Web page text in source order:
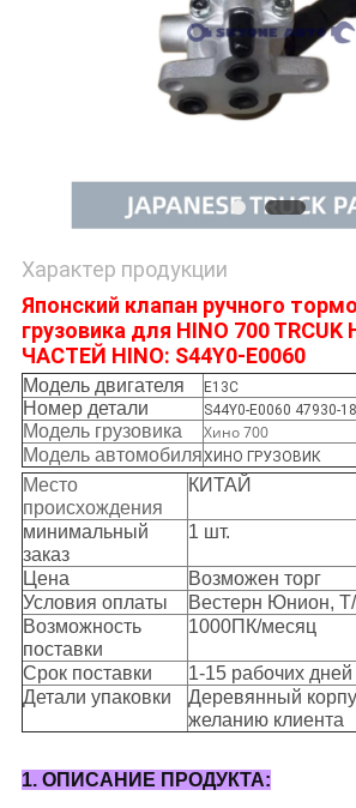
Характер продукции
Японский клапан ручного
грузовика для HINO 700
ЧАСТЕЙ HINO: S44Y0-E0060
Модель двигателя Е13С
Номер детали S44Y0-E0060 47930-
Модель грузовика
Хино 700
Модель автомобиляХИНО ГРУЗОВИК
Место
происхождения
КИТАЙ
минимальный
заказ
1 шт.
Цена
Возможен торг
Условия оплаты
Вестерн Юнион,
Возможность
поставки
1000ПК/месяц
Срок поставки
1-15 рабочих дней
Детали упаковки
Деревянный
желанию клиента
1. ОПИСАНИЕ ПРОДУКТА: